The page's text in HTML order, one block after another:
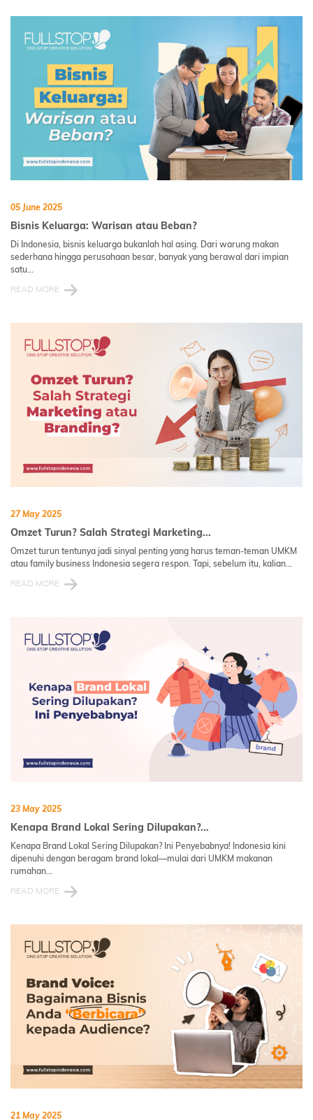
05 June 2025
Bisnis Keluarga: Warisan atau Beban?
Di Indonesia, bisnis keluarga bukanlah hal asing. Dari warung makan
sederhana hingga perusahaan besar, banyak yang berawal dari impian
satu...
READ MORE
27 May 2025
Omzet Turun? Salah Strategi Marketing...
Omzet turun tentunya jadi sinyal penting yang harus teman-teman UMKM
atau family business Indonesia segera respon. Tapi, sebelum itu, kalian...
READ MORE
23 May 2025
Kenapa Brand Lokal Sering Dilupakan?...
Kenapa Brand Lokal Sering Dilupakan? Ini Penyebabnya! Indonesia kini
dipenuhi dengan beragam brand lokal—mulai dari UMKM makanan
rumahan...
READ MORE
21 May 2025